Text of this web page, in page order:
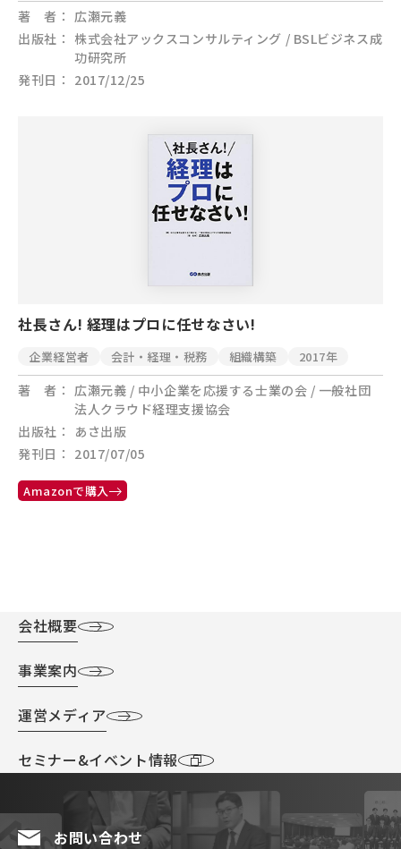
著 者
広瀬元義
出版社
株式会社アックスコンサルティング / BSLビジネス成
功研究所
発刊日
2017/12/25
社長さん! 経理はプロに任せなさい!
企業経営者 会計・経理・税務 組織構築 2017年
著 者
広瀬元義 / 中小企業を応援する士業の会 / 一般社団
法人クラウド経理支援協会
出版社
あさ出版
発刊日
2017/07/05
Amazonで購入
会社概要
事業案内
運営メディア
セミナー&イベント情報
お問い合わせ